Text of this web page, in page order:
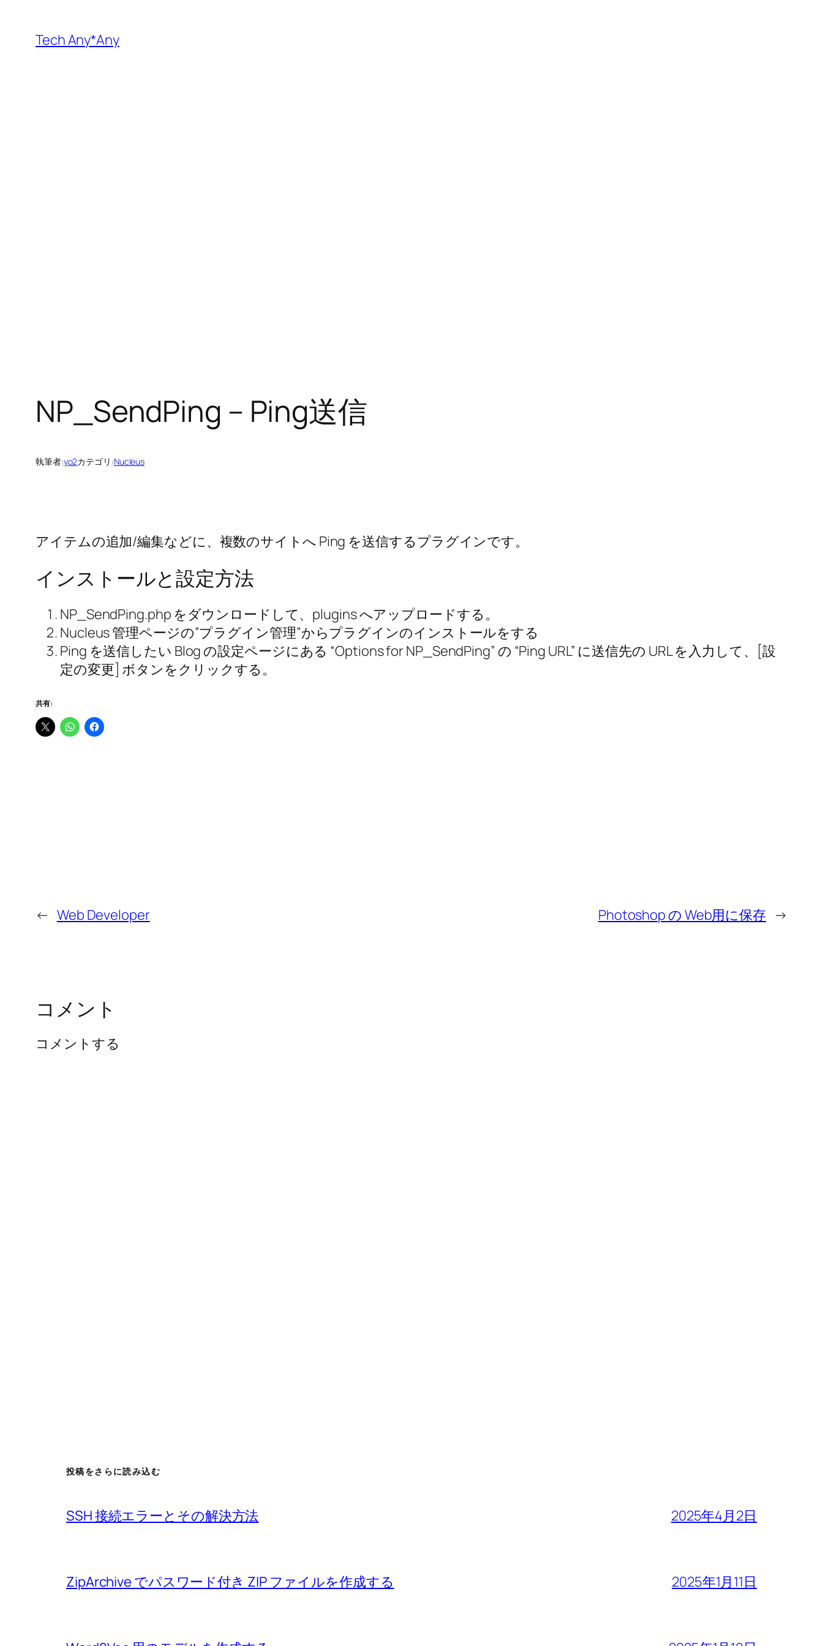
Tech Any*Any
NP_SendPing – Ping送信
執筆者:yo2カテゴリ:Nucleus
アイテムの追加/編集などに、複数のサイトへ Ping を送信するプラグインです。
インストールと設定方法
NP_SendPing.php をダウンロードして、plugins へアップロードする。
Nucleus 管理ページの”プラグイン管理”からプラグインのインストールをする
Ping を送信したい Blog の設定ページにある “Options for NP_SendPing” の “Ping URL” に送信先の URL を入力して、[設
定の変更] ボタンをクリックする。
共有:
← Web Developer Photoshop の Web用に保存 →
コメント
コメントする
投稿をさらに読み込む
SSH 接続エラーとその解決方法 2025年4月2日
ZipArchive でパスワード付き ZIP ファイルを作成する 2025年1月11日